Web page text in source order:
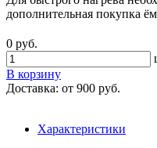
дополнительная покупка
0 руб.
В корзину
Доставка: от 900 руб.
Характеристики